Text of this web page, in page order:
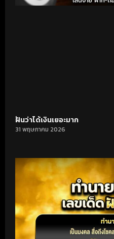
ฝันว่าได้เงินเยอะมาก
31 พฤษภาคม 2026